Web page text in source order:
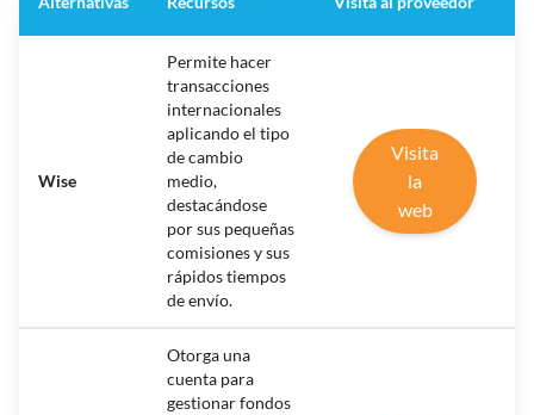
Wise
Permite hacer
transacciones
internacionales
aplicando el tipo
de cambio
medio,
destacándose
por sus pequeñas
comisiones y sus
rápidos tiempos
de envío.
Visita
la
web
Otorga una
cuenta para
gestionar fondos